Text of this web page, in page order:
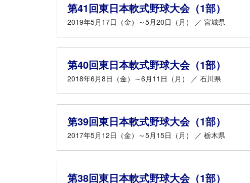
第41回東日本軟式野球大会（1部）
2019年5月17日（金）～5月20日（月） ／ 宮城県
第40回東日本軟式野球大会（1部）
2018年6月8日（金）～6月11日（月） ／ 石川県
第39回東日本軟式野球大会（1部）
2017年5月12日（金）～5月15日（月） ／ 栃木県
第38回東日本軟式野球大会（1部）